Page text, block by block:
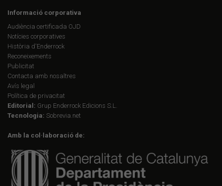
Informació corporativa
Audiència certificada OJD
Notícies corporatives
Història d'Enderrock
Reconeixements
Publicitat
Contacta amb nosaltres
Avís legal
Política de privacitat
Editorial: Grup Enderrock Edicions S.L.
Tecnologia: Sobrevia.net
Amb la col·laboració de: